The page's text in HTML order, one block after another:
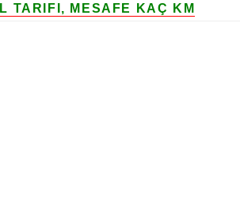
TARIFI, MESAFE KAÇ KM